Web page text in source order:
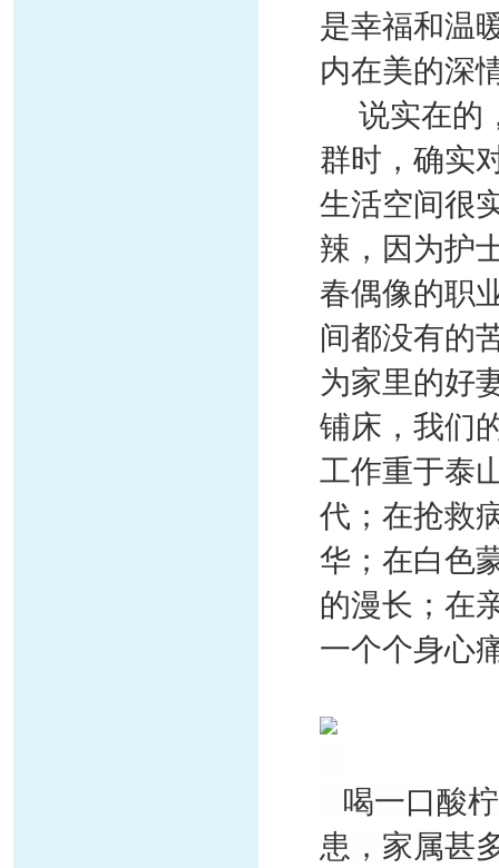
是幸福和温
内在美的深
说实在的
群时，确实
生活空间很
辣，因为护
春偶像的职
间都没有的
为家里的好
铺床，我们
工作重于泰
代；在抢救
华；在白色
的漫长；在
一个个身心
喝一口酸
患，家属甚